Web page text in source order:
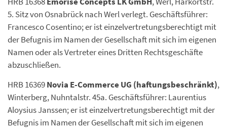
5. Sitz von Osnabrück nach Werl verlegt. Geschäftsführer:
Francesco Cosentino; er ist einzelvertretungsberechtigt mit
der Befugnis im Namen der Gesellschaft mit sich im eigenen
Namen oder als Vertreter eines Dritten Rechtsgeschäfte
abzuschließen.
HRB 16369Novia E-Commerce UG (haftungsbeschränkt),
Winterberg, Nuhntalstr. 45a. Geschäftsführer: Laurentius
Aloysius Janssen; er ist einzelvertretungsberechtigt mit der
Befugnis im Namen der Gesellschaft mit sich im eigenen